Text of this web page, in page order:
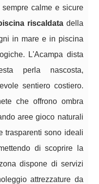
calme e sicure
riscaldatadella
in mare e in piscina
L'Acampa dista
perla nascosta,
sentiero costiero.
che offrono ombra
aree gioco naturali
trasparenti sono ideali
di scoprire la
dispone di servizi
attrezzature da